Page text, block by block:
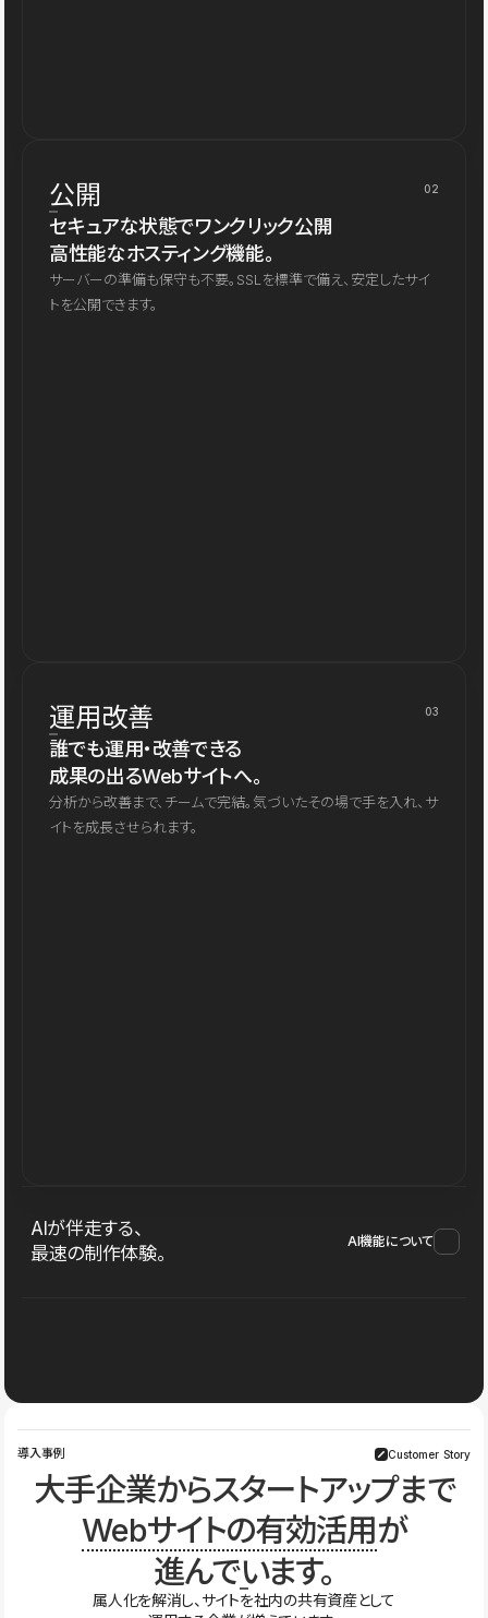
公開 02
セキュアな状態でワンクリック公開
高性能なホスティング機能。
サーバーの準備も保守も不要。SSLを標準で備え、安定したサイ
トを公開できます。
運用改善 03
誰でも運用・改善できる
成果の出るWebサイトへ。
分析から改善まで、チームで完結。気づいたその場で手を入れ、サ
イトを成長させられます。
AIが伴走する、
最速の制作体験。
AI機能について
導入事例 Customer Story
大手企業からスタートアップまで
Webサイトの有効活用が
進んでいます。
属人化を解消し、サイトを社内の共有資産として